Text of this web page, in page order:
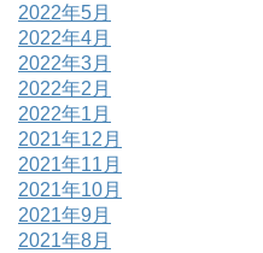
2022年5月
2022年4月
2022年3月
2022年2月
2022年1月
2021年12月
2021年11月
2021年10月
2021年9月
2021年8月